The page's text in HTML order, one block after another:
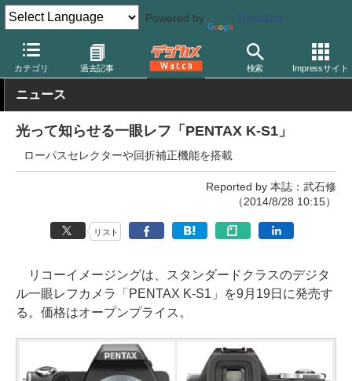
Powered by Translate
カテゴリ 過去記事 検索 Impressサイト
デジカメ Watch カメラ 一眼レフカメラ ペンタックス
ニュース
光って知らせる一眼レフ「PENTAX K-S1」
ローパスセレクターや回折補正機能を搭載
Reported by 本誌：武石修
（2014/8/28 10:15）
リスト
リコーイメージングは、スタンダードクラスのデジタ
ル一眼レフカメラ「PENTAX K-S1」を9月19日に発売す
る。価格はオープンプライス。